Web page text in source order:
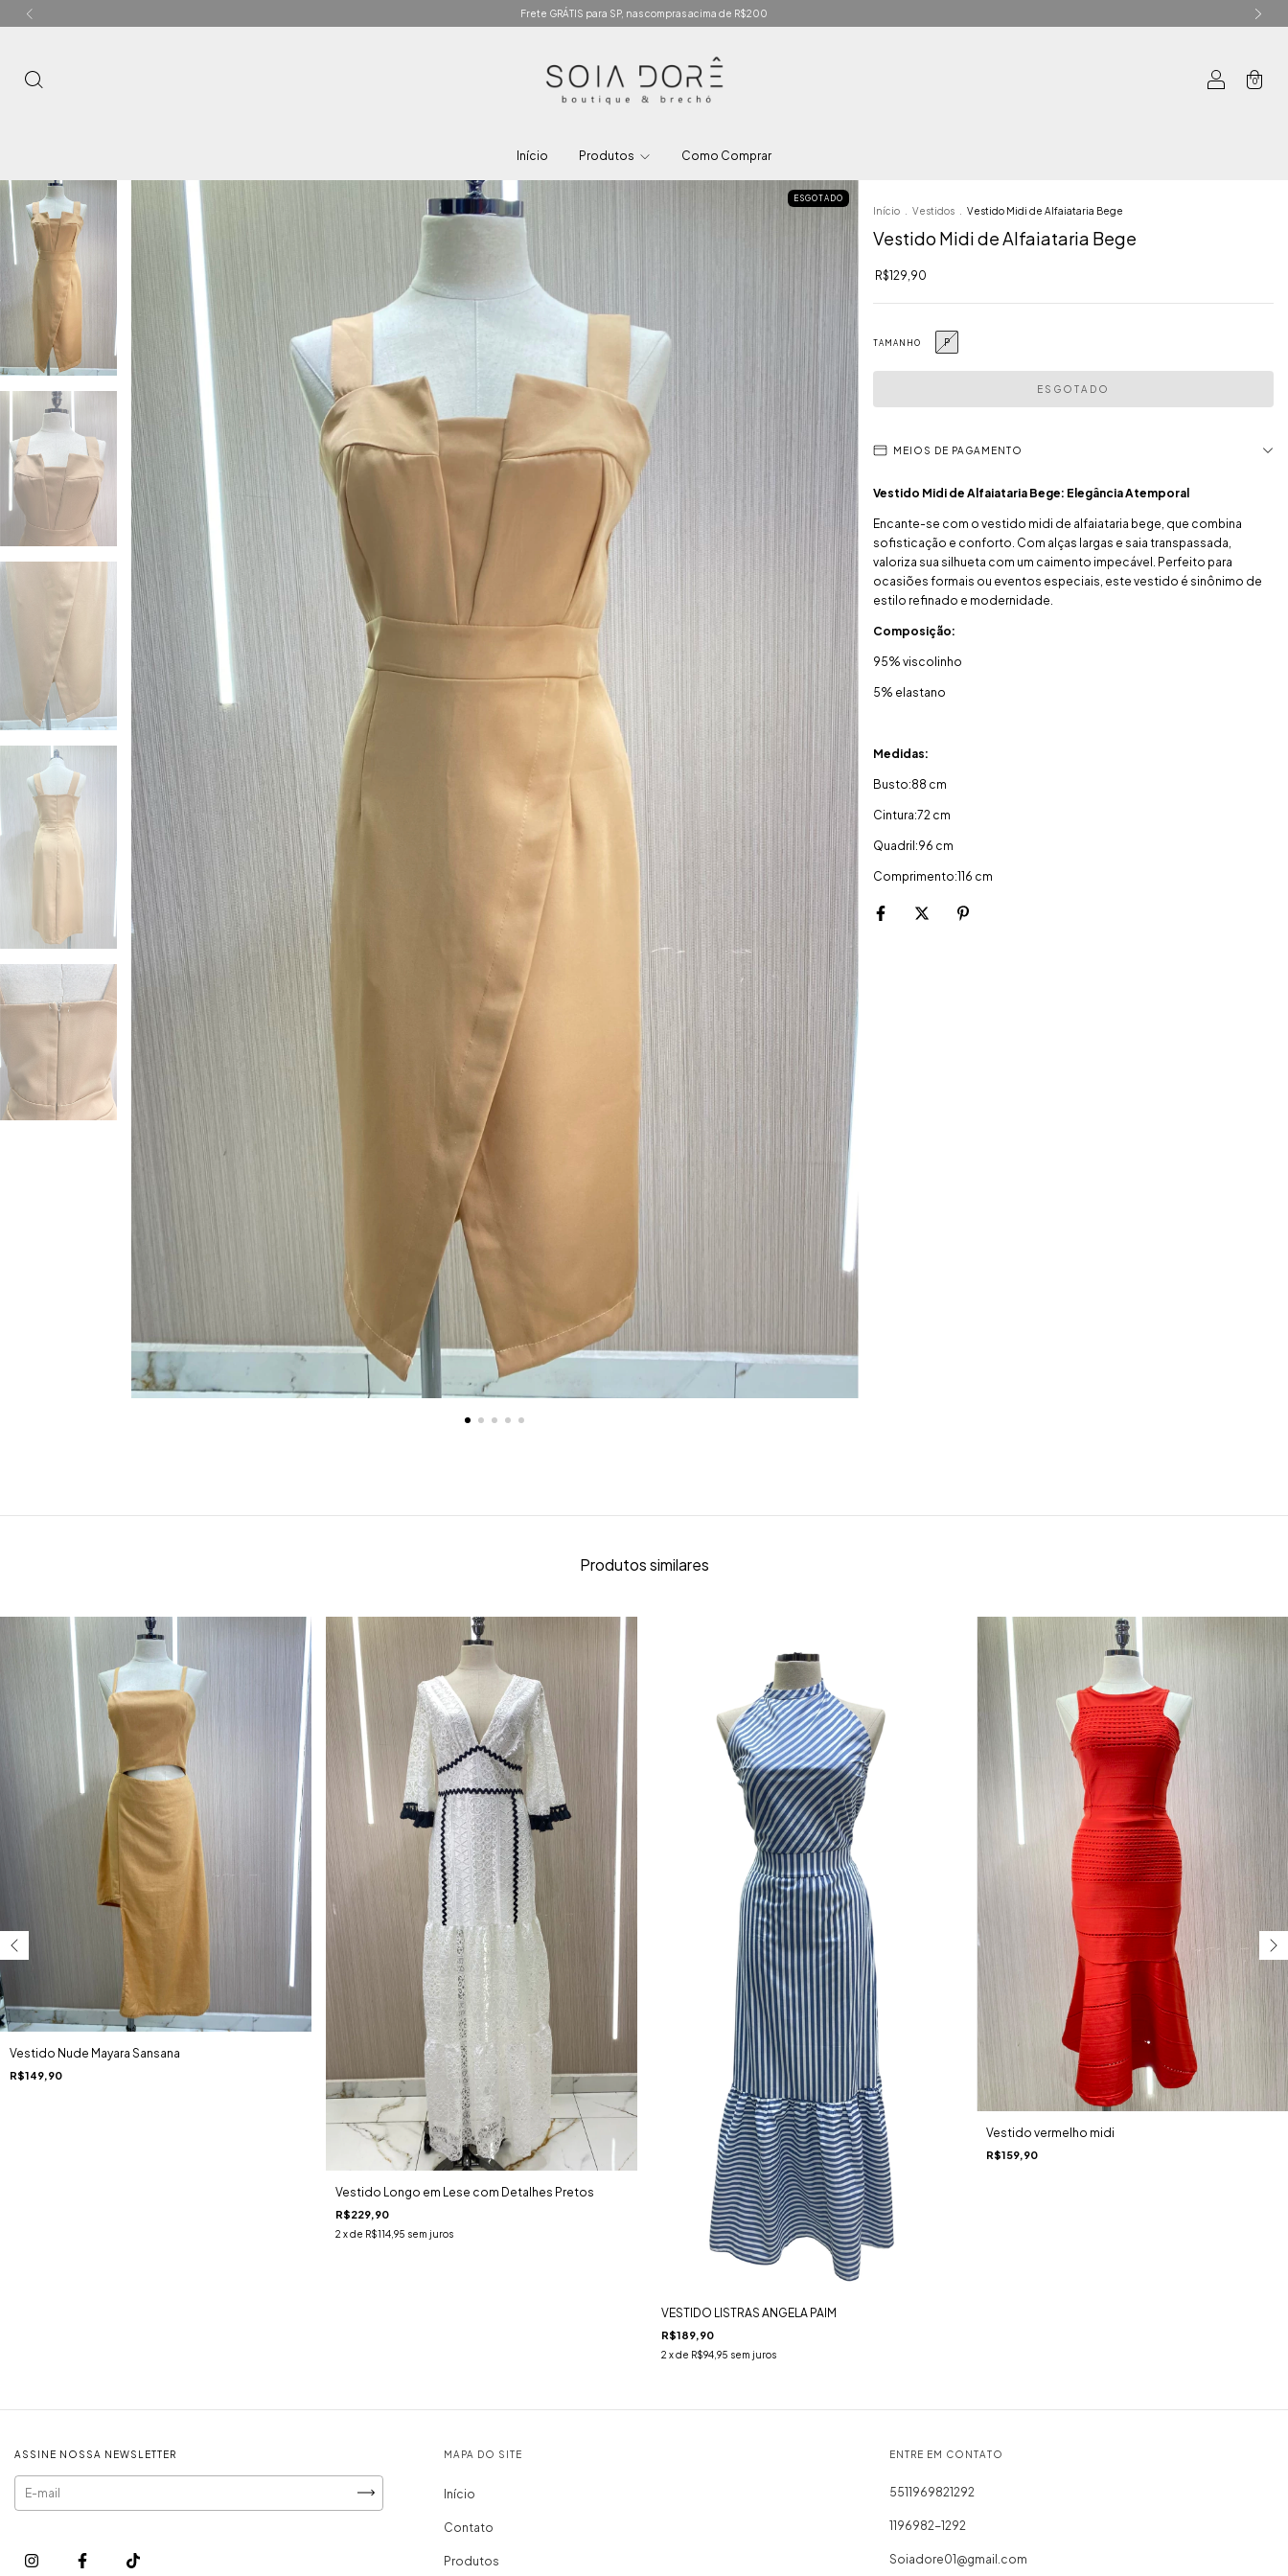
Frete GRÁTIS para SP, nas compras acima de R$200
0
Início Produtos Como Comprar
ESGOTADO
Início Vestidos Vestido Midi de Alfaiataria Bege
Vestido Midi de Alfaiataria Bege
R$129,90
TAMANHO P
MEIOS DE PAGAMENTO
Vestido Midi de Alfaiataria Bege: Elegância Atemporal
Encante-se com o vestido midi de alfaiataria bege, que combina
sofisticação e conforto. Com alças largas e saia transpassada,
valoriza sua silhueta com um caimento impecável. Perfeito para
ocasiões formais ou eventos especiais, este vestido é sinônimo de
estilo refinado e modernidade.
Composição:
95% viscolinho
5% elastano
Medidas:
Busto:88 cm
Cintura:72 cm
Quadril:96 cm
Comprimento:116 cm
Produtos similares
Vestido Nude Mayara Sansana
R$149,90
Vestido Longo em Lese com Detalhes Pretos
R$229,90
2 x de R$114,95 sem juros
VESTIDO LISTRAS ANGELA PAIM
R$189,90
2 x de R$94,95 sem juros
Vestido vermelho midi
R$159,90
ASSINE NOSSA NEWSLETTER MAPA DO SITE
Início
Contato
Produtos
ENTRE EM CONTATO
5511969821292
1196982-1292
Soiadore01@gmail.com